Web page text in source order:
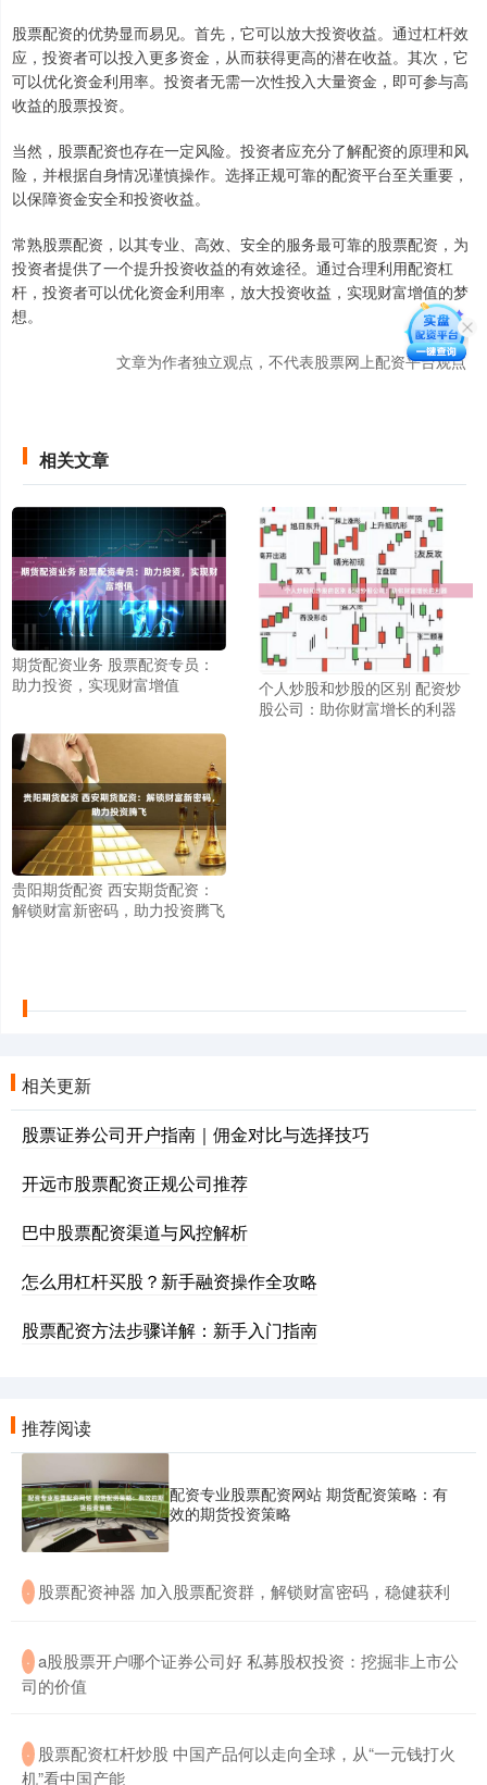
股票配资的优势显而易见。首先，它可以放大投资收益。通过杠杆效
应，投资者可以投入更多资金，从而获得更高的潜在收益。其次，它
可以优化资金利用率。投资者无需一次性投入大量资金，即可参与高
收益的股票投资。
当然，股票配资也存在一定风险。投资者应充分了解配资的原理和风
险，并根据自身情况谨慎操作。选择正规可靠的配资平台至关重要，
以保障资金安全和投资收益。
常熟股票配资，以其专业、高效、安全的服务最可靠的股票配资，为
投资者提供了一个提升投资收益的有效途径。通过合理利用配资杠
杆，投资者可以优化资金利用率，放大投资收益，实现财富增值的梦
想。
文章为作者独立观点，不代表股票网上配资平台观点
相关文章
期货配资业务 股票配资专员：
助力投资，实现财富增值
个人炒股和炒股的区别 配资炒
股公司：助你财富增长的利器
贵阳期货配资 西安期货配资：
解锁财富新密码，助力投资腾飞
相关更新
股票证券公司开户指南｜佣金对比与选择技巧
开远市股票配资正规公司推荐
巴中股票配资渠道与风控解析
怎么用杠杆买股？新手融资操作全攻略
股票配资方法步骤详解：新手入门指南
推荐阅读
配资专业股票配资网站 期货配资策略：有
效的期货投资策略
· ​股票配资神器 加入股票配资群，解锁财富密码，稳健获利
· ​a股股票开户哪个证券公司好 私募股权投资：挖掘非上市公
司的价值
· ​股票配资杠杆炒股 中国产品何以走向全球，从“一元钱打火
机”看中国产能